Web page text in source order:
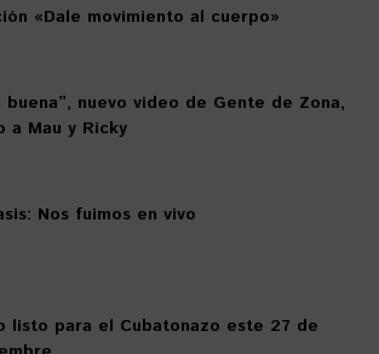
«Dale movimiento al cuerpo»
buena”, nuevo video de Gente de Zona,
a Mau y Ricky
Nos fuimos en vivo
listo para el Cubatonazo este 27 de